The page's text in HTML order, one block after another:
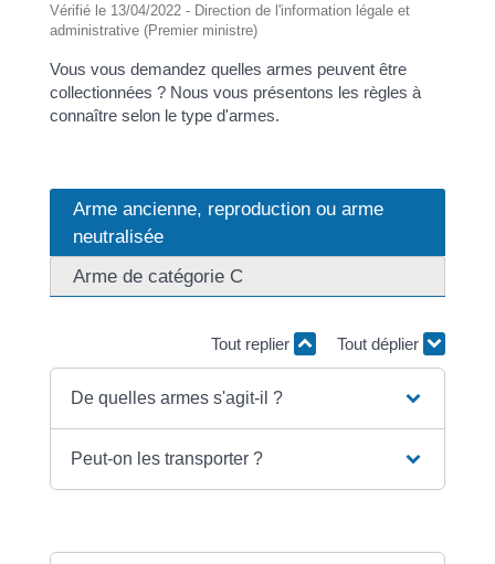
Vérifié le 13/04/2022 - Direction de l'information légale et
administrative (Premier ministre)
Vous vous demandez quelles armes peuvent être
collectionnées ? Nous vous présentons les règles à
connaître selon le type d'armes.
Arme ancienne, reproduction ou arme
neutralisée
Arme de catégorie C
Tout replier Tout déplier
De quelles armes s'agit-il ?
Peut-on les transporter ?